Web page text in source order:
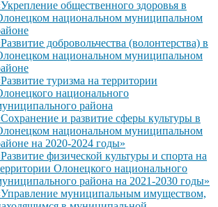
общественного здоровья в
национальном муниципальном
добровольчества (волонтерства) в
национальном муниципальном
туризма на территории
национального
района
и развитие сферы культуры в
национальном муниципальном
на 2020-2024 годы»
физической культуры и спорта на
Олонецкого национального
района на 2021-2030 годы»
муниципальным имуществом,